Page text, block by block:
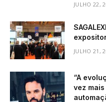
JULHO 22,
JULHO 21,
“A
vez